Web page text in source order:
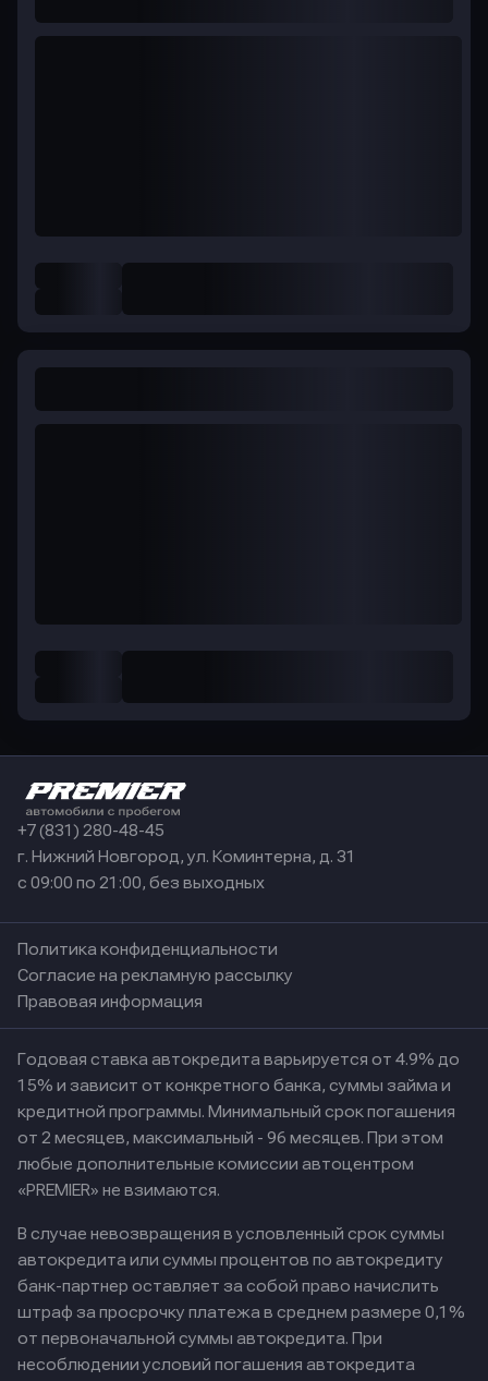
+7 (831) 280-48-45
г. Нижний Новгород, ул. Коминтерна, д. 31
с 09:00 по 21:00, без выходных
Политика конфиденциальности
Согласие на рекламную рассылку
Правовая информация
Годовая ставка автокредита варьируется от 4.9% до
15% и зависит от конкретного банка, суммы займа и
кредитной программы. Минимальный срок погашения
от 2 месяцев, максимальный - 96 месяцев. При этом
любые дополнительные комиссии автоцентром
«PREMIER» не взимаются.
В случае невозвращения в условленный срок суммы
автокредита или суммы процентов по автокредиту
банк-партнер оставляет за собой право начислить
штраф за просрочку платежа в среднем размере 0,1%
от первоначальной суммы автокредита. При
несоблюдении условий погашения автокредита